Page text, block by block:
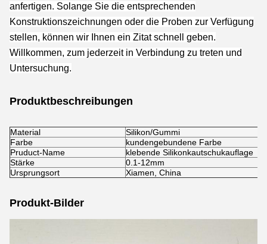
anfertigen. Solange Sie die entsprechenden
Konstruktionszeichnungen oder die Proben zur Verfügung
stellen, können wir Ihnen ein Zitat schnell geben.
Willkommen, zum jederzeit in Verbindung zu treten und
Untersuchung.
Produktbeschreibungen
Material
Silikon/Gummi
Farbe
kundengebundene Farbe
Pruduct-Name
klebende Silikonkautschukauflage
Stärke
0.1-12mm
Ursprungsort
Xiamen, China
Produkt-Bilder